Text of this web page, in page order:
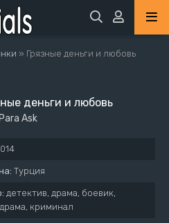
» Грязные деньги и любовь
деньги и любовь
Ask
Турция
детектив, драма, боевик,
криминал